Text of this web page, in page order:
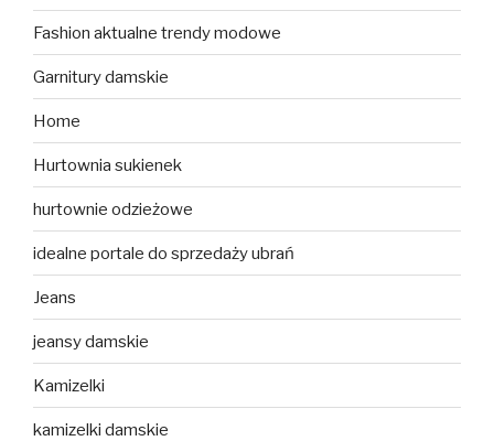
Fashion aktualne trendy modowe
Garnitury damskie
Home
Hurtownia sukienek
hurtownie odzieżowe
idealne portale do sprzedaży ubrań
Jeans
jeansy damskie
Kamizelki
kamizelki damskie